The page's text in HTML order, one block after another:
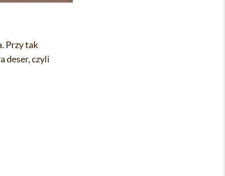
Przy tak
deser, czyli